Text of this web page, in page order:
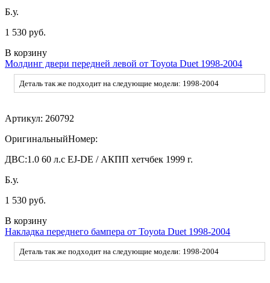
Б.у.
1 530 руб.
В корзину
Молдинг двери передней левой от Toyota Duet 1998-2004
Деталь так же подходит на следующие модели: 1998-2004
Артикул: 260792
ОригинальныйНомер:
ДВС:1.0 60 л.с EJ-DE / АКПП хетчбек 1999 г.
Б.у.
1 530 руб.
В корзину
Накладка переднего бампера от Toyota Duet 1998-2004
Деталь так же подходит на следующие модели: 1998-2004